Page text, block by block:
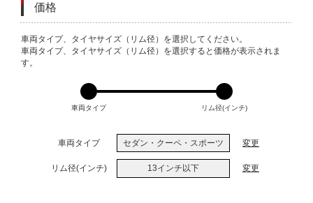
価格
VARIATIONS
車両タイプ、タイヤサイズ（リム径）を選択してください。
車両タイプ、タイヤサイズ（リム径）を選択すると価格が表示されま
す。
車両タイプ リム径(インチ)
車両タイプ セダン・クーペ・スポーツ 変更
リム径(インチ) 13インチ以下 変更